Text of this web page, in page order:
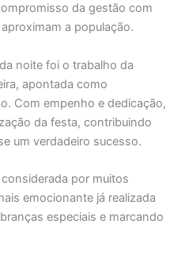
da gestão com
a população.
noite foi o trabalho da
apontada como
Com empenho e dedicação,
da festa, contribuindo
um verdadeiro sucesso.
por muitos
emocionante já realizada
especiais e marcando